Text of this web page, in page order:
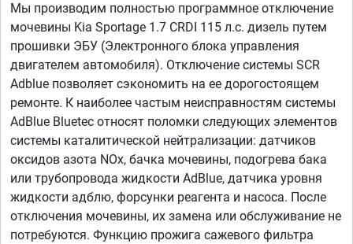
Мы производим полностью программное отключение
мочевины Kia Sportage 1.7 CRDI 115 л.с. дизель путем
прошивки ЭБУ (Электронного блока управления
двигателем автомобиля). Отключение системы SCR
Adblue позволяет сэкономить на ее дорогостоящем
ремонте. К наиболее частым неисправностям системы
AdBlue Bluetec относят поломки следующих элементов
системы каталитической нейтрализации: датчиков
оксидов азота NOx, бачка мочевины, подогрева бака
или трубопровода жидкости AdBlue, датчика уровня
жидкости адблю, форсунки реагента и насоса. После
отключения мочевины, их замена или обслуживание не
потребуются. Функцию прожига сажевого фильтра